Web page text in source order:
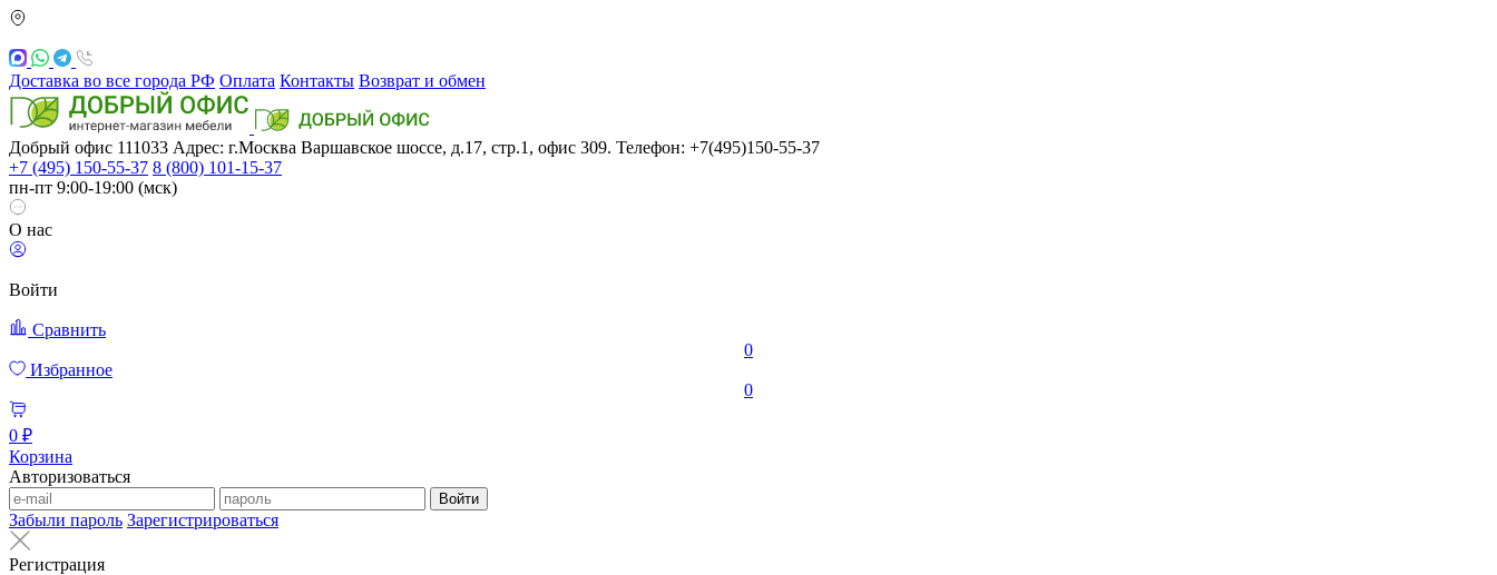
Доставка во все города РФ Оплата Контакты Возврат и обмен
Добрый офис 111033 Адрес: г.Москва Варшавское шоссе, д.17, стр.1, офис 309. Телефон: +7(495)150-55-37
+7 (495) 150-55-37 8 (800) 101-15-37
пн-пт 9:00-19:00 (мск)
О нас
Войти
Сравнить
0
Избранное
0
0 ₽
Корзина
Авторизоваться
Войти
Забыли пароль Зарегистрироваться
Регистрация